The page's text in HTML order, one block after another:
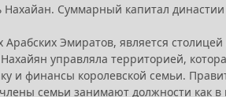
Суммарный капитал династии
Эмиратов, является
управляла территорией,
и финансы королевской семьи.
семьи занимают должности как в